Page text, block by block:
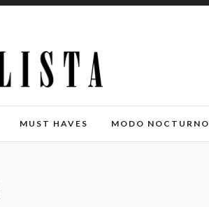
MUST HAVES MODO NOCTURNO